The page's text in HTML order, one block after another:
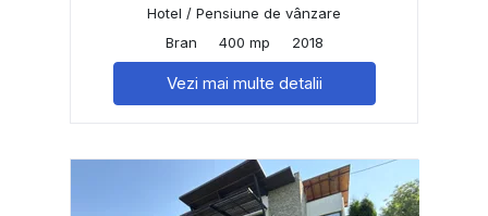
Hotel / Pensiune de vânzare
Bran
400 mp 2018
Vezi mai multe detalii